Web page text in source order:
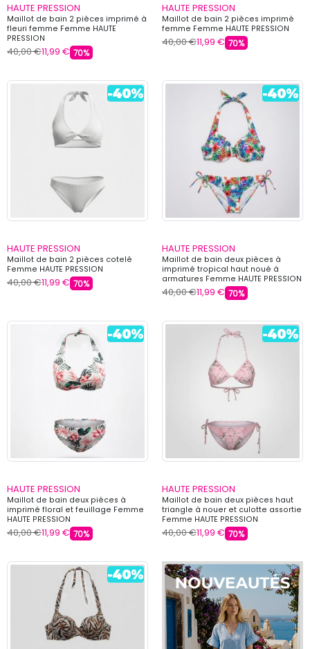
HAUTE PRESSION
Maillot de bain 2 pièces imprimé à
fleuri femme Femme HAUTE
PRESSION
40,00 €11,99 € 70%
HAUTE PRESSION
Maillot de bain 2 pièces imprimé
femme Femme HAUTE PRESSION
40,00 €11,99 € 70%
HAUTE PRESSION
Maillot de bain 2 pièces cotelé
Femme HAUTE PRESSION
40,00 €11,99 € 70%
HAUTE PRESSION
Maillot de bain deux pièces à
imprimé tropical haut noué à
armatures Femme HAUTE PRESSION
40,00 €11,99 € 70%
HAUTE PRESSION
Maillot de bain deux pièces à
imprimé floral et feuillage Femme
HAUTE PRESSION
40,00 €11,99 € 70%
HAUTE PRESSION
Maillot de bain deux pièces haut
triangle à nouer et culotte assortie
Femme HAUTE PRESSION
40,00 €11,99 € 70%